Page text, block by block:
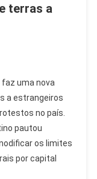
terras a
faz uma nova
a estrangeiros
no país.
pautou
os limites
por capital